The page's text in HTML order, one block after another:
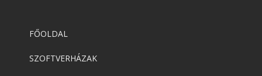
FŐOLDAL
SZOFTVERHÁZAK